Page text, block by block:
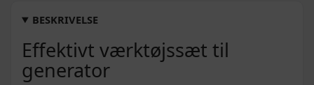
BESKRIVELSE
Effektivt værktøjssæt til
generator